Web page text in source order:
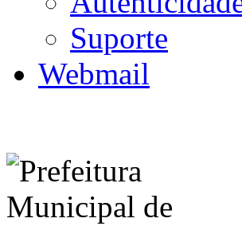
Suporte
Webmail